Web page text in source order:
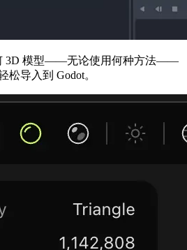
3D 模型——无论使用何种方法——
松导入到 Godot。